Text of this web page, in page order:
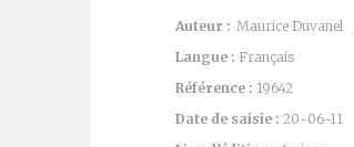
Auteur : Maurice Duvanel
Langue : Français
Référence : 19642
Date de saisie : 20-06-11